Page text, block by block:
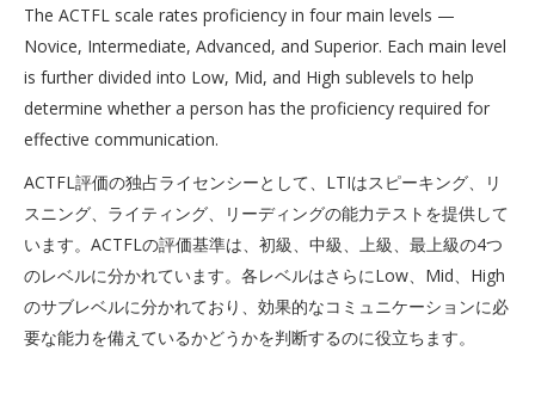
The ACTFL scale rates proficiency in four main levels —
Novice, Intermediate, Advanced, and Superior. Each main level
is further divided into Low, Mid, and High sublevels to help
determine whether a person has the proficiency required for
effective communication.
ACTFL評価の独占ライセンシーとして、LTIはスピーキング、リ
スニング、ライティング、リーディングの能力テストを提供して
います。ACTFLの評価基準は、初級、中級、上級、最上級の4つ
のレベルに分かれています。各レベルはさらにLow、Mid、High
のサブレベルに分かれており、効果的なコミュニケーションに必
要な能力を備えているかどうかを判断するのに役立ちます。